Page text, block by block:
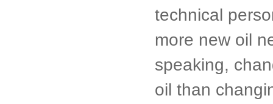
technical
more new oil
speaking,
oil than